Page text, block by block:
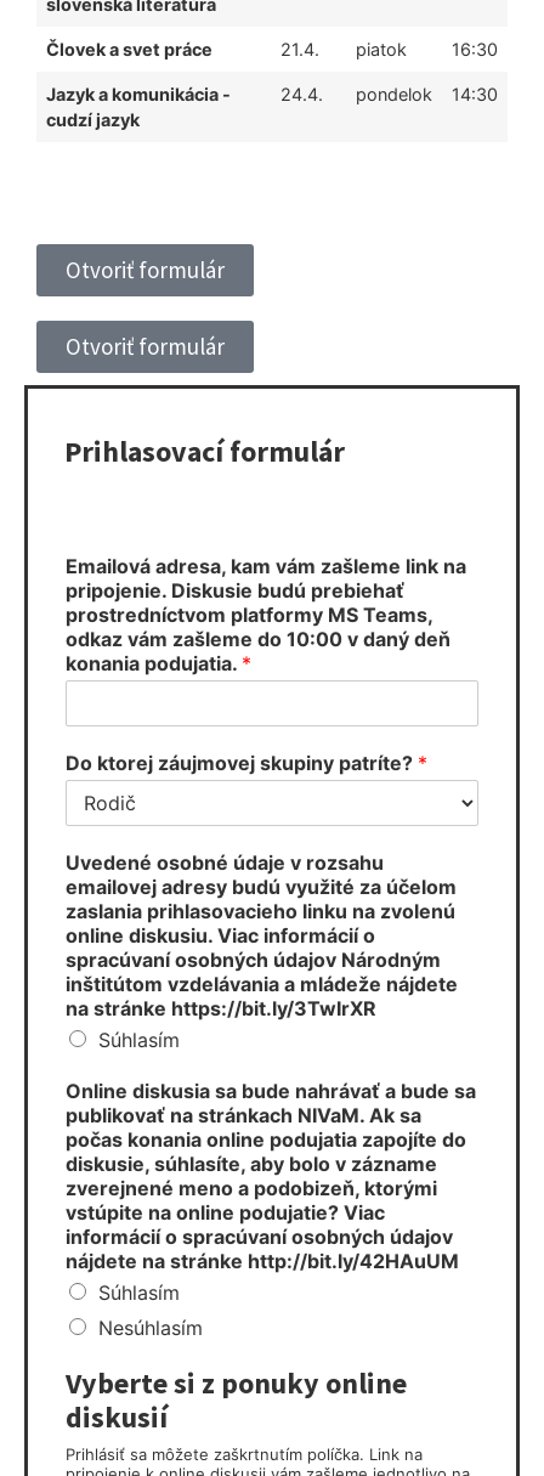
slovenská literatúra
Človek a svet práce 21.4. piatok 16:30
Jazyk a komunikácia -
cudzí jazyk
24.4. pondelok 14:30
Otvoriť formulár
Otvoriť formulár
Prihlasovací formulár
Emailová adresa, kam vám zašleme link na
pripojenie. Diskusie budú prebiehať
prostredníctvom platformy MS Teams,
odkaz vám zašleme do 10:00 v daný deň
konania podujatia. *
Do ktorej záujmovej skupiny patríte? *
Uvedené osobné údaje v rozsahu
emailovej adresy budú využité za účelom
zaslania prihlasovacieho linku na zvolenú
online diskusiu. Viac informácií o
spracúvaní osobných údajov Národným
inštitútom vzdelávania a mládeže nájdete
na stránke https://bit.ly/3TwIrXR
Súhlasím
Online diskusia sa bude nahrávať a bude sa
publikovať na stránkach NIVaM. Ak sa
počas konania online podujatia zapojíte do
diskusie, súhlasíte, aby bolo v zázname
zverejnené meno a podobizeň, ktorými
vstúpite na online podujatie? Viac
informácií o spracúvaní osobných údajov
nájdete na stránke http://bit.ly/42HAuUM
Súhlasím
Nesúhlasím
Vyberte si z ponuky online
diskusií
Prihlásiť sa môžete zaškrtnutím políčka. Link na